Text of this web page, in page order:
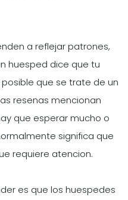
a reflejar patrones,
huesped dice que tu
que se trate de un
resenas mencionan
que esperar mucho o
significa que
requiere atencion.
es que los huespedes